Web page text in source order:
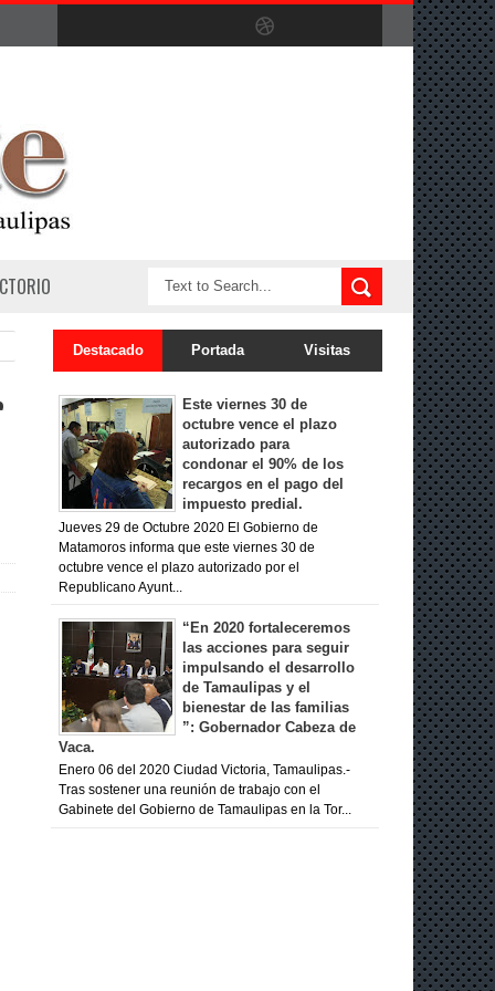
Destacado Portada Visitas
Este viernes 30 de
octubre vence el plazo
autorizado para
condonar el 90% de los
recargos en el pago del
impuesto predial.
Jueves 29 de Octubre 2020 El Gobierno de
Matamoros informa que este viernes 30 de
octubre vence el plazo autorizado por el
Republicano Ayunt...
“En 2020 fortaleceremos
las acciones para seguir
impulsando el desarrollo
de Tamaulipas y el
bienestar de las familias
”: Gobernador Cabeza de
Vaca.
Enero 06 del 2020 Ciudad Victoria, Tamaulipas.-
Tras sostener una reunión de trabajo con el
Gabinete del Gobierno de Tamaulipas en la Tor...